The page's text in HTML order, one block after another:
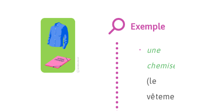
Exemple
une
chemise
(le
vêtement)